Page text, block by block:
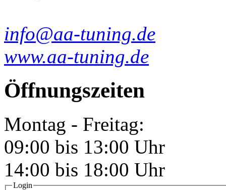
info@aa-tuning.de
www.aa-tuning.de
Öffnungszeiten
Montag - Freitag:
09:00 bis 13:00 Uhr
14:00 bis 18:00 Uhr
Login